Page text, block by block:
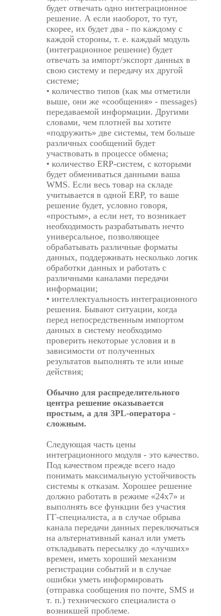
будет отвечать одно интеграционное
решение. А если наоборот, то тут,
скорее, их будет два - по каждому с
каждой стороны, т. е. каждый модуль
(интеграционное решение) будет
отвечать за импорт/экспорт данных в
свою систему и передачу их другой
системе;
• количество типов (как мы отметили
выше, они же «сообщения» - messages)
передаваемой информации. Другими
словами, чем плотней вы хотите
«подружить» две системы, тем больше
различных сообщений будет
участвовать в процессе обмена;
• количество ERP-систем, с которыми
будет обмениваться данными ваша
WMS. Если весь товар на складе
учитывается в одной ERP, то ваше
решение будет, условно говоря,
«простым», а если нет, то возникает
необходимость разрабатывать нечто
универсальное, позволяющее
обрабатывать различные форматы
данных, поддерживать несколько логик
обработки данных и работать с
различными каналами передачи
информации;
• интеллектуальность интеграционного
решения. Бывают ситуации, когда
перед непосредственным импортом
данных в систему необходимо
проверить некоторые условия и в
зависимости от полученных
результатов выполнять те или иные
действия;
Обычно для распределительного
центра решение оказывается
простым, а для 3PL-оператора -
сложным.
Следующая часть цены
интеграционного модуля - это качество.
Под качеством прежде всего надо
понимать максимальную устойчивость
системы к отказам. Хорошее решение
должно работать в режиме «24x7» и
выполнять все функции без участия
ГГ-специалиста, а в случае обрыва
канала передачи данных переключаться
на альтернативный канал или уметь
откладывать пересылку до «лучших»
времен, иметь хороший механизм
регистрации событий и в случае
ошибки уметь информировать
(отправка сообщения по почте, SMS и
т. п.) технического специалиста о
возникшей проблеме.